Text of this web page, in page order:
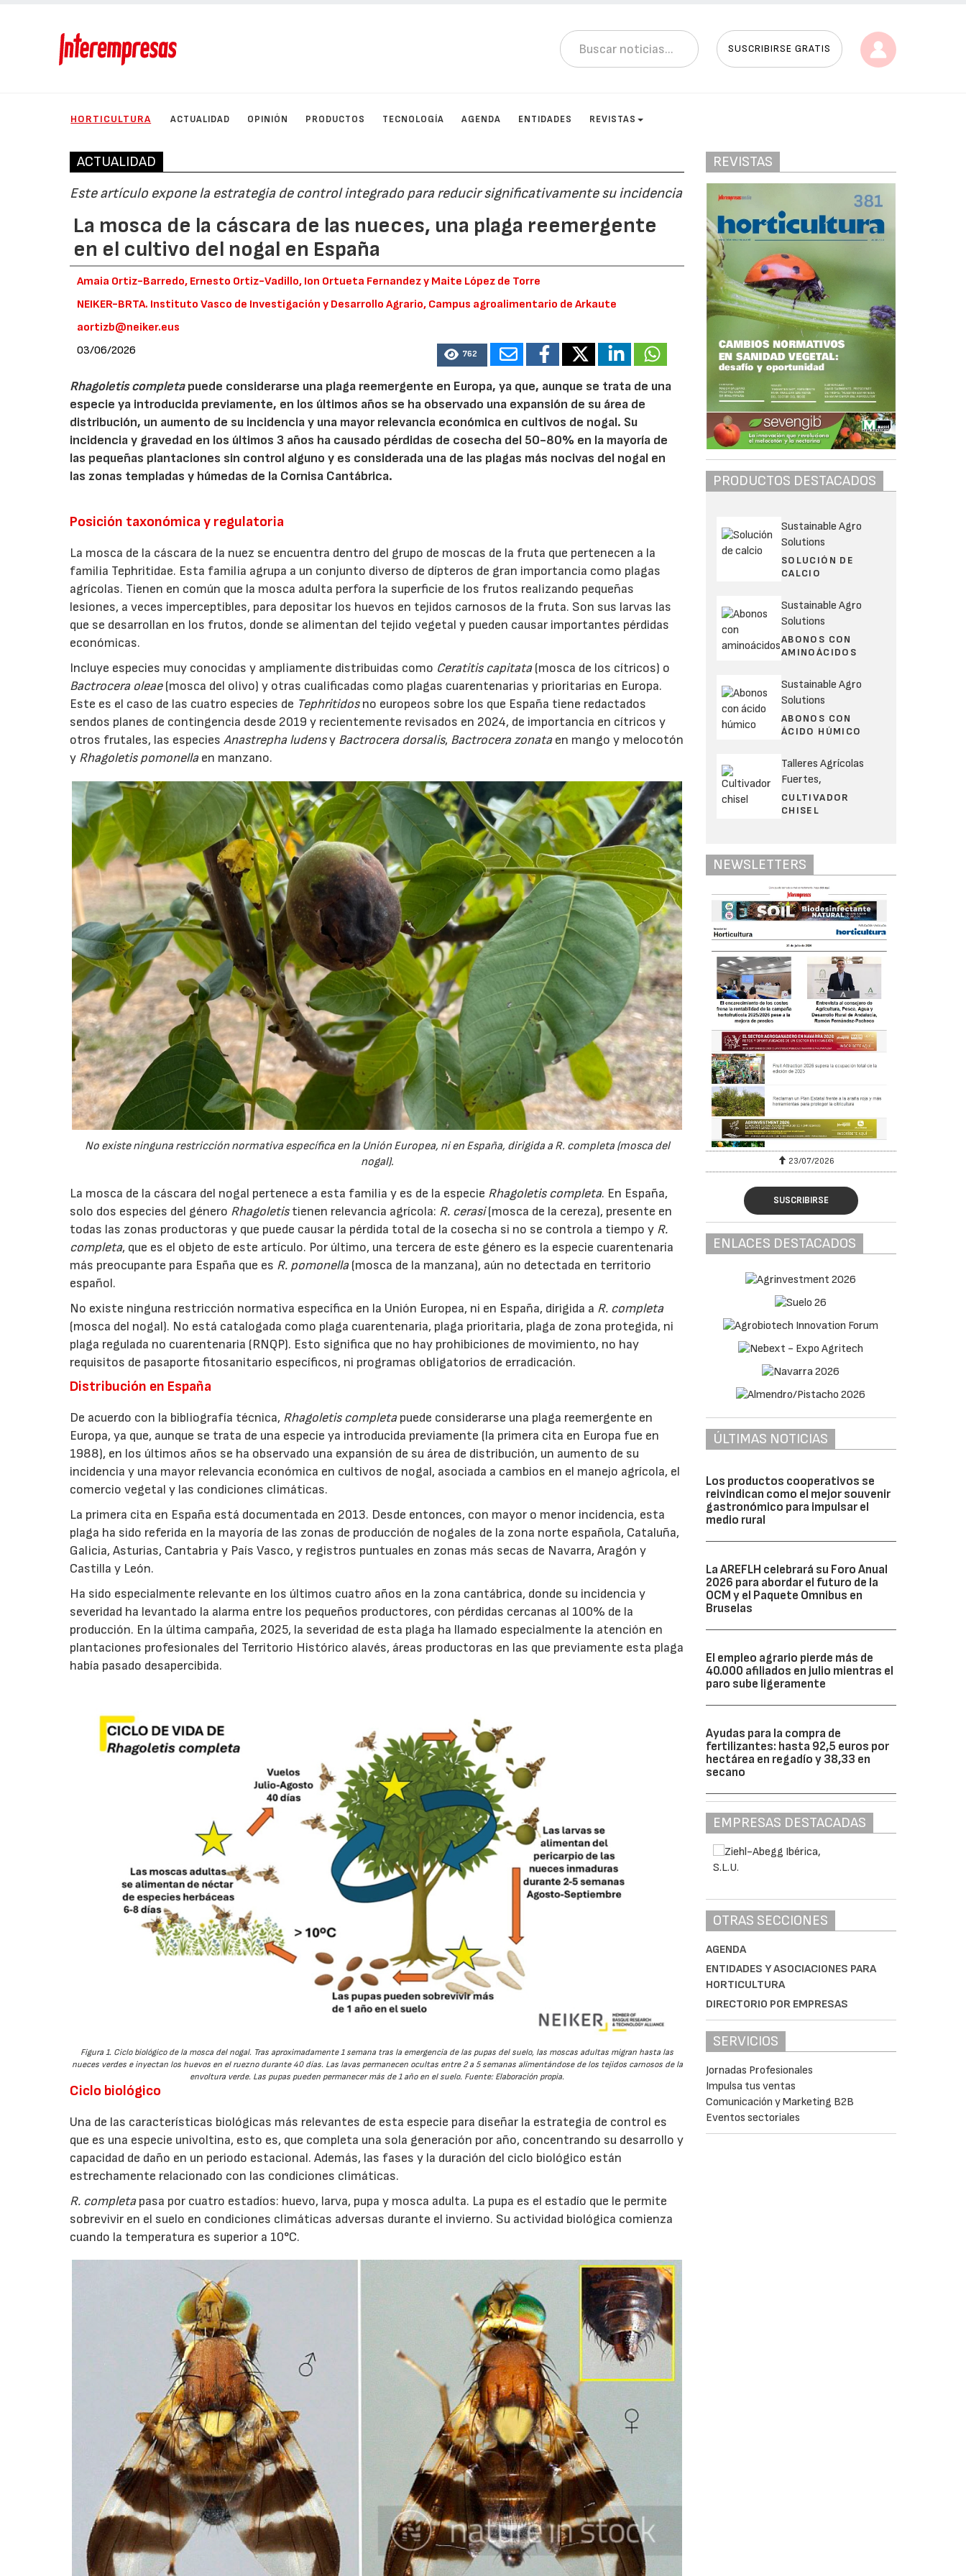
SUSCRIBIRSE GRATIS
HORTICULTURA ACTUALIDAD OPINIÓN PRODUCTOS TECNOLOGÍA AGENDA ENTIDADES REVISTAS
ACTUALIDAD
Este artículo expone la estrategia de control integrado para reducir significativamente su incidencia
La mosca de la cáscara de las nueces, una plaga reemergente
en el cultivo del nogal en España
Amaia Ortiz-Barredo, Ernesto Ortiz-Vadillo, Ion Ortueta Fernandez y Maite López de Torre
NEIKER-BRTA. Instituto Vasco de Investigación y Desarrollo Agrario, Campus agroalimentario de Arkaute
aortizb@neiker.eus
03/06/2026
762
Rhagoletis completapuede considerarse una plaga reemergente en Europa, ya que, aunque se trata de una
especie ya introducida previamente, en los últimos años se ha observado una expansión de su área de
distribución, un aumento de su incidencia y una mayor relevancia económica en cultivos de nogal. Su
incidencia y gravedad en los últimos 3 años ha causado pérdidas de cosecha del 50-80% en la mayoría de
las pequeñas plantaciones sin control alguno y es considerada una de las plagas más nocivas del nogal en
las zonas templadas y húmedas de la Cornisa Cantábrica.
Posición taxonómica y regulatoria
La mosca de la cáscara de la nuez se encuentra dentro del grupo de moscas de la fruta que pertenecen a la
familia Tephritidae. Esta familia agrupa a un conjunto diverso de dípteros de gran importancia como plagas
agrícolas. Tienen en común que la mosca adulta perfora la superficie de los frutos realizando pequeñas
lesiones, a veces imperceptibles, para depositar los huevos en tejidos carnosos de la fruta. Son sus larvas las
que se desarrollan en los frutos, donde se alimentan del tejido vegetal y pueden causar importantes pérdidas
económicas.
Incluye especies muy conocidas y ampliamente distribuidas como Ceratitis capitata (mosca de los cítricos) o
Bactrocera oleae(mosca del olivo) y otras cualificadas como plagas cuarentenarias y prioritarias en Europa.
Este es el caso de las cuatro especies de Tephritidosno europeos sobre los que España tiene redactados
sendos planes de contingencia desde 2019 y recientemente revisados en 2024, de importancia en cítricos y
otros frutales, las especiesAnastrepha ludensy Bactrocera dorsalis, Bactrocera zonata en mango y melocotón
y Rhagoletis pomonella en manzano.
No existe ninguna restricción normativa específica en la Unión Europea, ni en España, dirigida a R. completa (mosca del
nogal).
La mosca de la cáscara del nogal pertenece a esta familia y es de la especie Rhagoletis completa. En España,
solo dos especies del género Rhagoletistienen relevancia agrícola: R. cerasi(mosca de la cereza), presente en
todas las zonas productoras y que puede causar la pérdida total de la cosecha si no se controla a tiempo y R.
completa, que es el objeto de este artículo. Por último, una tercera de este género es la especie cuarentenaria
más preocupante para España que es R. pomonella (mosca de la manzana), aún no detectada en territorio
español.
No existe ninguna restricción normativa específica en la Unión Europea, ni en España, dirigida a R. completa
(mosca del nogal). No está catalogada como plaga cuarentenaria, plaga prioritaria, plaga de zona protegida, ni
plaga regulada no cuarentenaria (RNQP). Esto significa que no hay prohibiciones de movimiento, no hay
requisitos de pasaporte fitosanitario específicos, ni programas obligatorios de erradicación.
Distribución en España
De acuerdo con la bibliografía técnica, Rhagoletis completa puede considerarse una plaga reemergente en
Europa, ya que, aunque se trata de una especie ya introducida previamente (la primera cita en Europa fue en
1988), en los últimos años se ha observado una expansión de su área de distribución, un aumento de su
incidencia y una mayor relevancia económica en cultivos de nogal, asociada a cambios en el manejo agrícola, el
comercio vegetal y las condiciones climáticas.
La primera cita en España está documentada en 2013. Desde entonces, con mayor o menor incidencia, esta
plaga ha sido referida en la mayoría de las zonas de producción de nogales de la zona norte española, Cataluña,
Galicia, Asturias, Cantabria y País Vasco, y registros puntuales en zonas más secas de Navarra, Aragón y
Castilla y León.
Ha sido especialmente relevante en los últimos cuatro años en la zona cantábrica, donde su incidencia y
severidad ha levantado la alarma entre los pequeños productores, con pérdidas cercanas al 100% de la
producción. En la última campaña, 2025, la severidad de esta plaga ha llamado especialmente la atención en
plantaciones profesionales del Territorio Histórico alavés, áreas productoras en las que previamente esta plaga
había pasado desapercibida.
Figura 1. Ciclo biológico de la mosca del nogal. Tras aproximadamente 1 semana tras la emergencia de las pupas del suelo, las moscas adultas migran hasta las
nueces verdes e inyectan los huevos en el ruezno durante 40 días. Las lavas permanecen ocultas entre 2 a 5 semanas alimentándose de los tejidos carnosos de la
envoltura verde. Las pupas pueden permanecer más de 1 año en el suelo. Fuente: Elaboración propia.
Ciclo biológico
Una de las características biológicas más relevantes de esta especie para diseñar la estrategia de control es
que es una especie univoltina, esto es, que completa una sola generación por año, concentrando su desarrollo y
capacidad de daño en un periodo estacional. Además, las fases y la duración del ciclo biológico están
estrechamente relacionado con las condiciones climáticas.
R. completa pasa por cuatro estadíos: huevo, larva, pupa y mosca adulta. La pupa es el estadío que le permite
sobrevivir en el suelo en condiciones climáticas adversas durante el invierno. Su actividad biológica comienza
cuando la temperatura es superior a 10°C.
REVISTAS
PRODUCTOS DESTACADOS
Sustainable Agro
Solutions
SOLUCIÓN DE
CALCIO
Sustainable Agro
Solutions
ABONOS CON
AMINOÁCIDOS
Sustainable Agro
Solutions
ABONOS CON
ÁCIDO HÚMICO
Talleres Agrícolas
Fuertes,
CULTIVADOR
CHISEL
NEWSLETTERS
23/07/2026 23/07/2026
SUSCRIBIRSE
ENLACES DESTACADOS
ÚLTIMAS NOTICIAS
Los productos cooperativos se
reivindican como el mejor souvenir
gastronómico para impulsar el
medio rural
La AREFLH celebrará su Foro Anual
2026 para abordar el futuro de la
OCM y el Paquete Omnibus en
Bruselas
El empleo agrario pierde más de
40.000 afiliados en julio mientras el
paro sube ligeramente
Ayudas para la compra de
fertilizantes: hasta 92,5 euros por
hectárea en regadío y 38,33 en
secano
EMPRESAS DESTACADAS
OTRAS SECCIONES
AGENDA
ENTIDADES Y ASOCIACIONES PARA
HORTICULTURA
DIRECTORIO POR EMPRESAS
SERVICIOS
Jornadas Profesionales
Impulsa tus ventas
Comunicación y Marketing B2B
Eventos sectoriales